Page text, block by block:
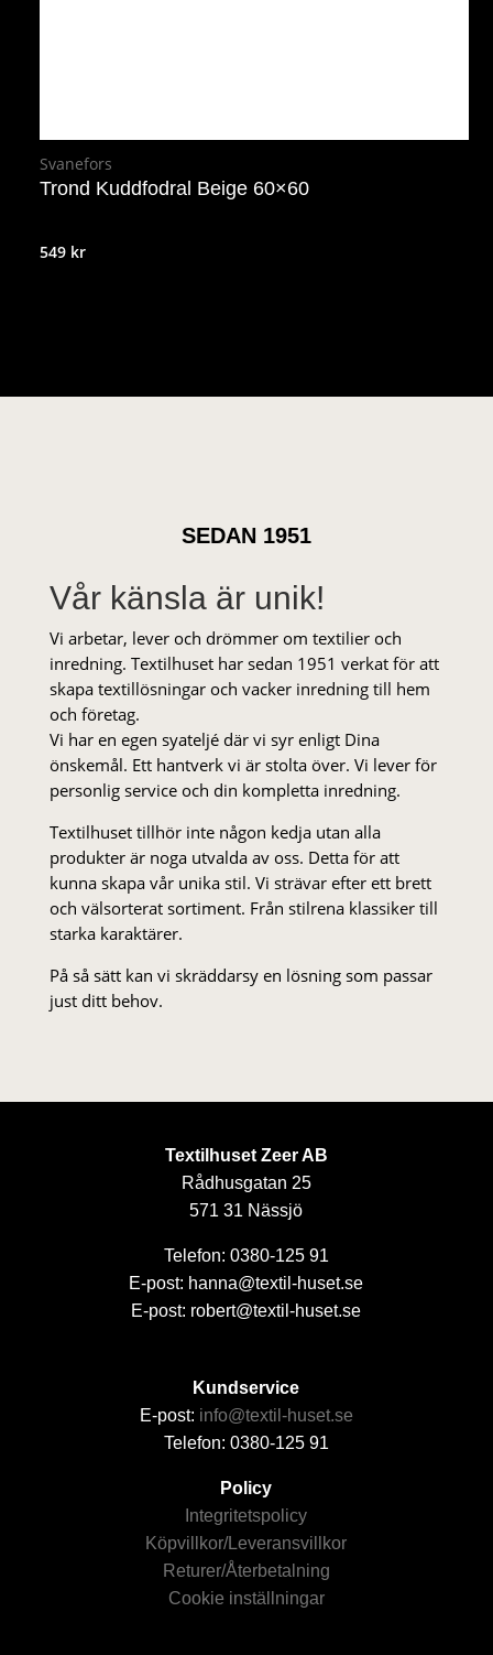
Svanefors
Trond Kuddfodral Beige 60×60
549 kr
SEDAN 1951
Vår känsla är unik!
Vi arbetar, lever och drömmer om textilier och
inredning. Textilhuset har sedan 1951 verkat för att
skapa textillösningar och vacker inredning till hem
och företag.
Vi har en egen syateljé där vi syr enligt Dina
önskemål. Ett hantverk vi är stolta över. Vi lever för
personlig service och din kompletta inredning.
Textilhuset tillhör inte någon kedja utan alla
produkter är noga utvalda av oss. Detta för att
kunna skapa vår unika stil. Vi strä­var efter ett brett
och välsorterat sor­ti­ment. Från stil­rena klas­siker till
starka karaktärer.
På så sätt kan vi skräddarsy en lösning som passar
just ditt behov.
Textilhuset Zeer AB
Rådhusgatan 25
571 31 Nässjö
Telefon: 0380-125 91
E-post: hanna@textil-huset.se
E-post: robert@textil-huset.se
Kundservice
E-post: info@textil-huset.se
Telefon: 0380-125 91
Policy
Integritetspolicy
Köpvillkor/Leveransvillkor
Returer/Återbetalning
Cookie inställningar